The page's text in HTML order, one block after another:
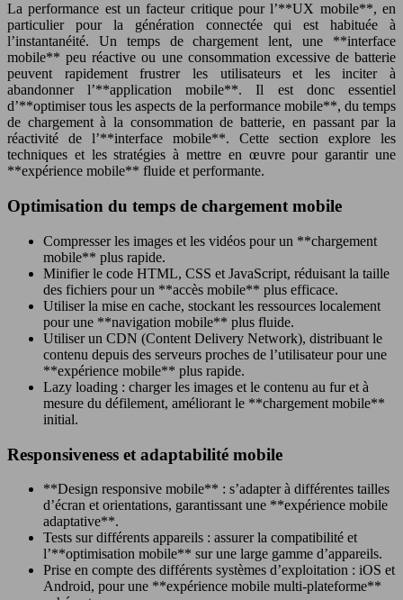
La performance est un facteur critique pour l’**UX mobile**, en
particulier pour la génération connectée qui est habituée à
l’instantanéité. Un temps de chargement lent, une **interface
mobile** peu réactive ou une consommation excessive de batterie
peuvent rapidement frustrer les utilisateurs et les inciter à
abandonner l’**application mobile**. Il est donc essentiel
d’**optimiser tous les aspects de la performance mobile**, du temps
de chargement à la consommation de batterie, en passant par la
réactivité de l’**interface mobile**. Cette section explore les
techniques et les stratégies à mettre en œuvre pour garantir une
**expérience mobile** fluide et performante.
Optimisation du temps de chargement mobile
Compresser les images et les vidéos pour un **chargement
mobile** plus rapide.
Minifier le code HTML, CSS et JavaScript, réduisant la taille
des fichiers pour un **accès mobile** plus efficace.
Utiliser la mise en cache, stockant les ressources localement
pour une **navigation mobile** plus fluide.
Utiliser un CDN (Content Delivery Network), distribuant le
contenu depuis des serveurs proches de l’utilisateur pour une
**expérience mobile** plus rapide.
Lazy loading : charger les images et le contenu au fur et à
mesure du défilement, améliorant le **chargement mobile**
initial.
Responsiveness et adaptabilité mobile
**Design responsive mobile** : s’adapter à différentes tailles
d’écran et orientations, garantissant une **expérience mobile
adaptative**.
Tests sur différents appareils : assurer la compatibilité et
l’**optimisation mobile** sur une large gamme d’appareils.
Prise en compte des différents systèmes d’exploitation : iOS et
Android, pour une **expérience mobile multi-plateforme**